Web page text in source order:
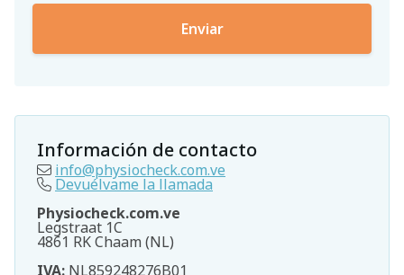
Información de contacto
info@physiocheck.com.ve
Devuélvame la llamada
Physiocheck.com.ve
Legstraat 1C
4861 RK Chaam (NL)
IVA: NL859248276B01